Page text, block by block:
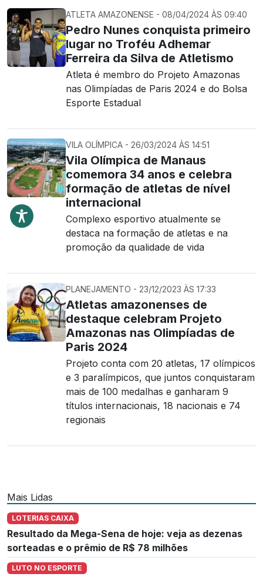
ATLETA AMAZONENSE - 08/04/2024 ÀS 09:40
Pedro Nunes conquista primeiro
lugar no Troféu Adhemar
Ferreira da Silva de Atletismo
Atleta é membro do Projeto Amazonas
nas Olimpíadas de Paris 2024 e do Bolsa
Esporte Estadual
VILA OLÍMPICA - 26/03/2024 ÀS 14:51
Vila Olímpica de Manaus
comemora 34 anos e celebra
formação de atletas de nível
internacional
Complexo esportivo atualmente se
destaca na formação de atletas e na
promoção da qualidade de vida
PLANEJAMENTO - 23/12/2023 ÀS 17:33
Atletas amazonenses de
destaque celebram Projeto
Amazonas nas Olimpíadas de
Paris 2024
Projeto conta com 20 atletas, 17 olímpicos
e 3 paralímpicos, que juntos conquistaram
mais de 100 medalhas e ganharam 9
títulos internacionais, 18 nacionais e 74
regionais
Mais Lidas
LOTERIAS CAIXA
Resultado da Mega-Sena de hoje: veja as dezenas
sorteadas e o prêmio de R$ 78 milhões
LUTO NO ESPORTE